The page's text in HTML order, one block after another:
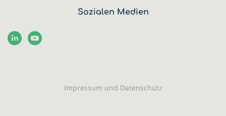
Sozialen Medien
Impressum und Datenschutz